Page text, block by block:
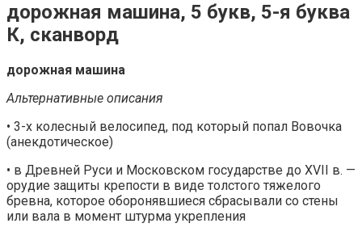
дорожная машина, 5 букв, 5-я буква
К, сканворд
дорожная машина
Альтернативные описания
• 3-х колесный велосипед, под который попал Вовочка
(анекдотическое)
• в Древней Руси и Московском государстве до XVII в. —
орудие защиты крепости в виде толстого тяжелого
бревна, которое оборонявшиеся сбрасывали со стены
или вала в момент штурма укрепления